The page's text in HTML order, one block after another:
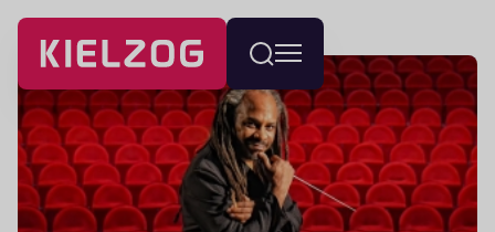
Navigatie
overslaan
Wissel
menu